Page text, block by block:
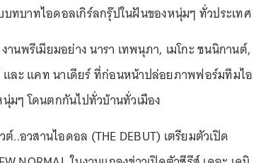
ทบาทไอดอลเกิร์ลกรุ๊ปในฝันของหนุ่มๆ ทั่วประเทศ
านพรีเมียมอย่าง นารา เทพนุภา, เมโกะ ชนนิกานต์,
ละ แคท นาเดียร์ ที่ก่อนหน้าปล่อยภาพฟอร์มทีมไอ
มๆ โดนตกกันไปทั่วบ้านทั่วเมือง
..อวสานไอดอล (THE DEBUT) เตรียมตัวเปิด